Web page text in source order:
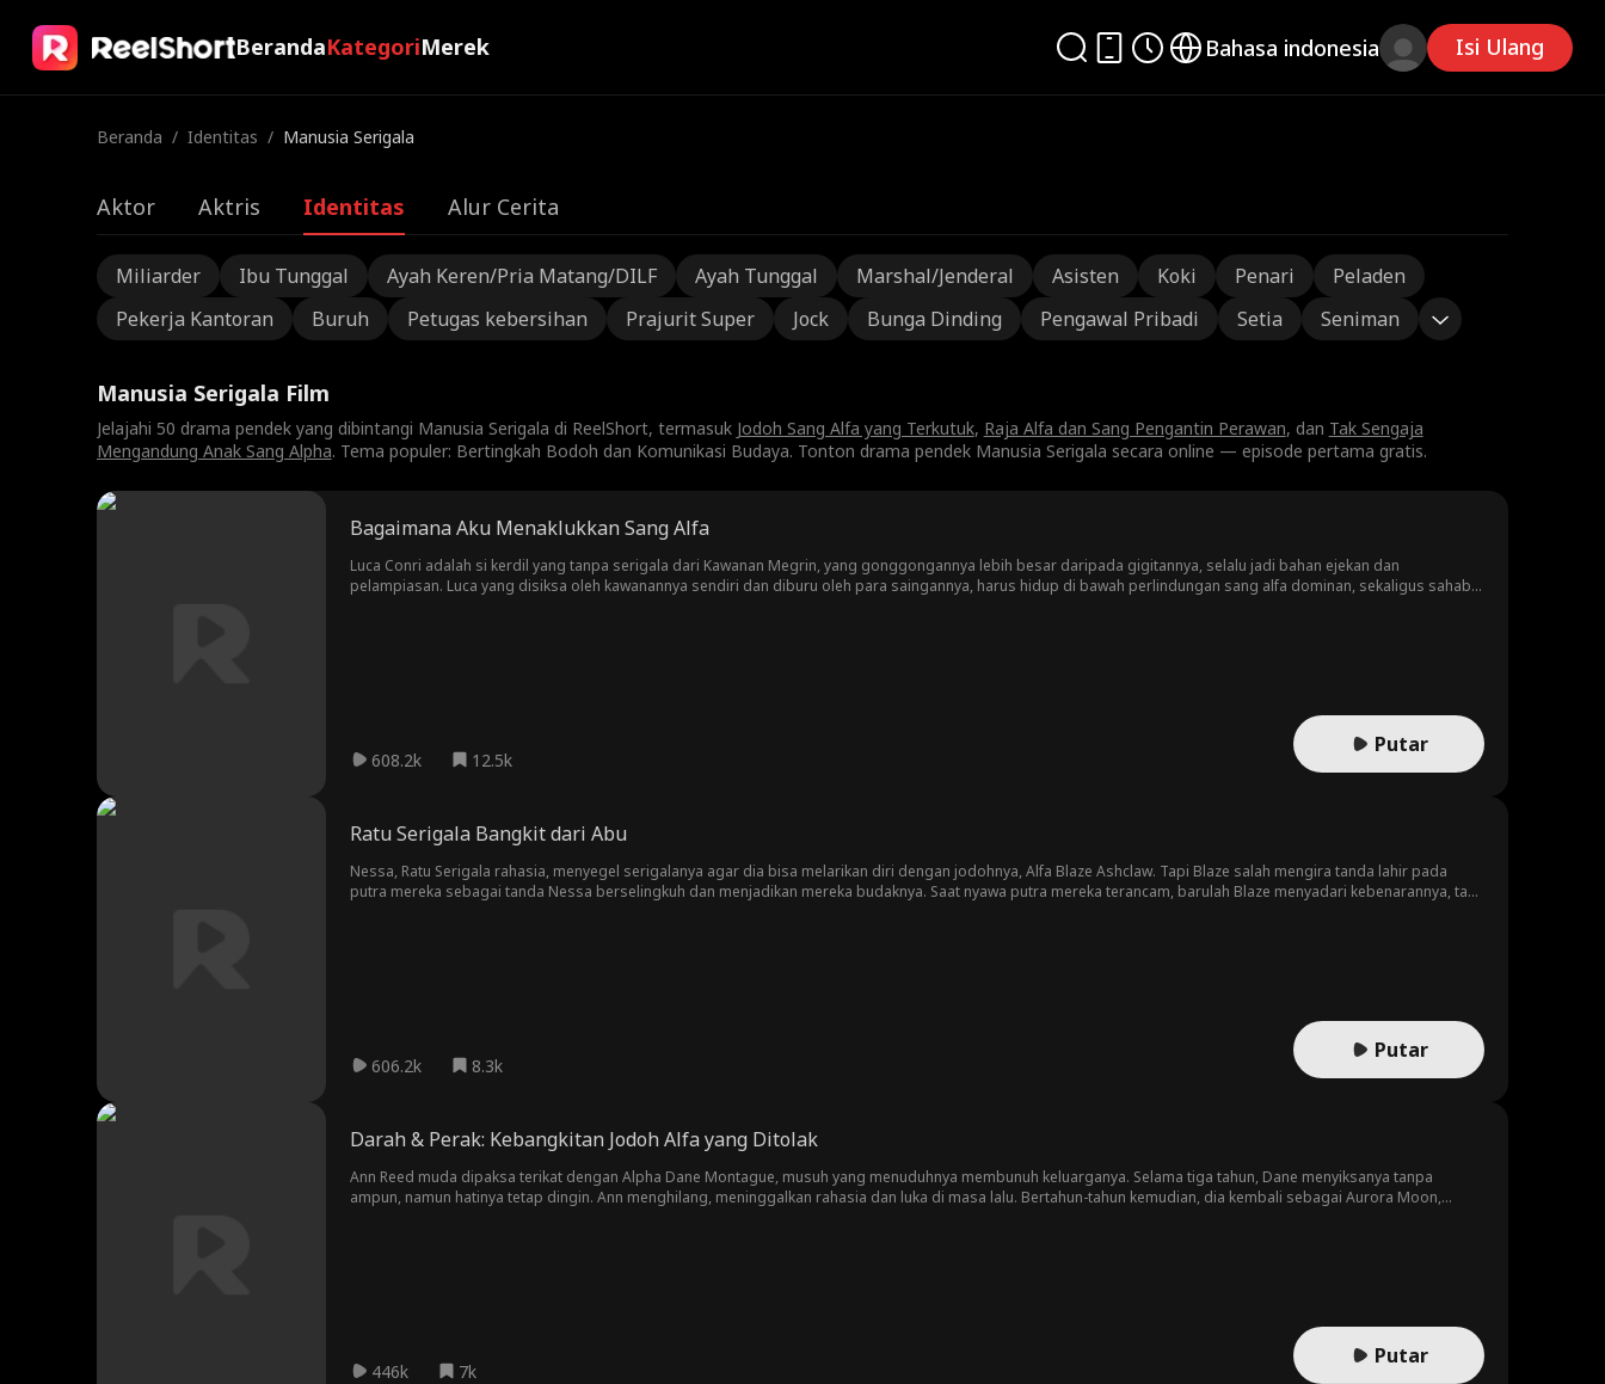
BerandaKategoriMerek Bahasa indonesia Isi Ulang
Beranda / Identitas / Manusia Serigala
Aktor Aktris Identitas Alur Cerita
Miliarder Ibu Tunggal Ayah Keren/Pria Matang/DILF Ayah Tunggal Marshal/Jenderal Asisten Koki Penari
Peladen
Pekerja Kantoran
Buruh Petugas kebersihan Prajurit Super Jock Bunga Dinding Pengawal Pribadi Setia Seniman
Manusia Serigala Film
Jelajahi 50 drama pendek yang dibintangi Manusia Serigala di ReelShort, termasuk Jodoh Sang Alfa yang Terkutuk, Raja Alfa dan Sang Pengantin Perawan, dan Tak Sengaja
Mengandung Anak Sang Alpha. Tema populer: Bertingkah Bodoh dan Komunikasi Budaya. Tonton drama pendek Manusia Serigala secara online — episode pertama gratis.
Bagaimana Aku Menaklukkan Sang Alfa
Luca Conri adalah si kerdil yang tanpa serigala dari Kawanan Megrin, yang gonggongannya lebih besar daripada gigitannya, selalu jadi bahan ejekan dan
pelampiasan. Luca yang disiksa oleh kawanannya sendiri dan diburu oleh para saingannya, harus hidup di bawah perlindungan sang alfa dominan, sekaligus sahabat
608.2k 12.5k
Putar
Ratu Serigala Bangkit dari Abu
Nessa, Ratu Serigala rahasia, menyegel serigalanya agar dia bisa melarikan diri dengan jodohnya, Alfa Blaze Ashclaw. Tapi Blaze salah mengira tanda lahir pada
putra mereka sebagai tanda Nessa berselingkuh dan menjadikan mereka budaknya. Saat nyawa putra mereka terancam, barulah Blaze menyadari kebenarannya, tapi
606.2k 8.3k
Putar
Darah & Perak: Kebangkitan Jodoh Alfa yang Ditolak
Ann Reed muda dipaksa terikat dengan Alpha Dane Montague, musuh yang menuduhnya membunuh keluarganya. Selama tiga tahun, Dane menyiksanya tanpa
ampun, namun hatinya tetap dingin. Ann menghilang, meninggalkan rahasia dan luka di masa lalu. Bertahun-tahun kemudian, dia kembali sebagai Aurora Moon,
446k 7k
Putar